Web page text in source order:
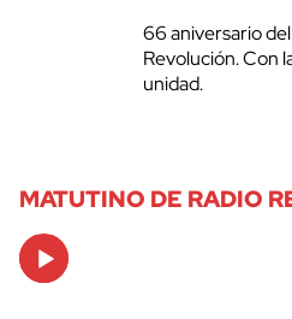
66 aniversario
Revolución. Con
unidad.
MATUTINO DE RADIO
Audio
Player